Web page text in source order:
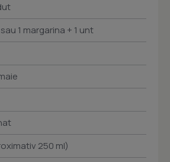
1 margarina + 1 unt
250 ml)